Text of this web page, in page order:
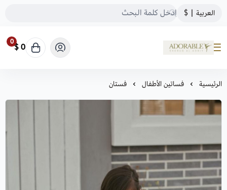
العربية |
$
ADORABLE
0 0 $
الرئيسية فساتين الأطفال فستان